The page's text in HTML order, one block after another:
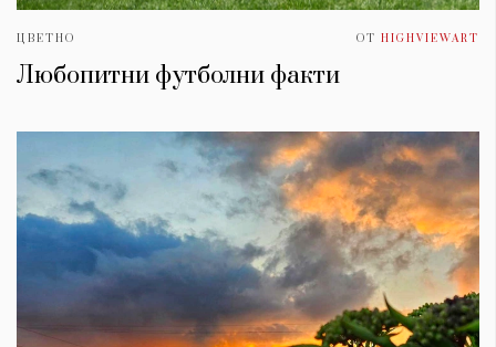
ЦВЕТНО ОТ HIGHVIEWART
Любопитни футболни факти